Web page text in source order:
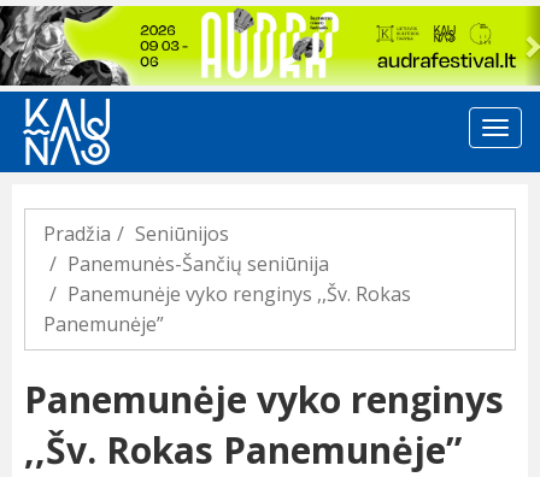
Previous
Pradžia
Seniūnijos
Panemunės-Šančių seniūnija
Panemunėje vyko renginys ,,Šv. Rokas
Panemunėje”
Panemunėje vyko renginys
,,Šv. Rokas Panemunėje”